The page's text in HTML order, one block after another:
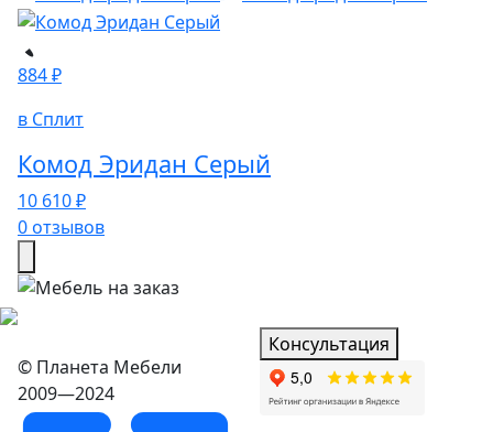
884 ₽
в Сплит
Комод Эридан Серый
10 610 ₽
0 отзывов
© Планета Мебели
2009—2024
Консультация